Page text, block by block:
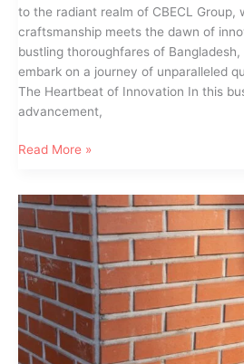
to the radiant realm of CBECL Group,
craftsmanship meets the dawn of
bustling thoroughfares of
embark on a journey of unparalleled
The Heartbeat of Innovation In this
advancement,
Your
for
Ceramic
Auto
Bricks
Read More »